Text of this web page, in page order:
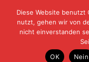
| | |BLOG-
HOME|REGELN|
900.000
Donnerstag, 14.02.08 |
Diese Website benutzt
nutzt, gehen wir von
nicht einverstanden
OK
Nein